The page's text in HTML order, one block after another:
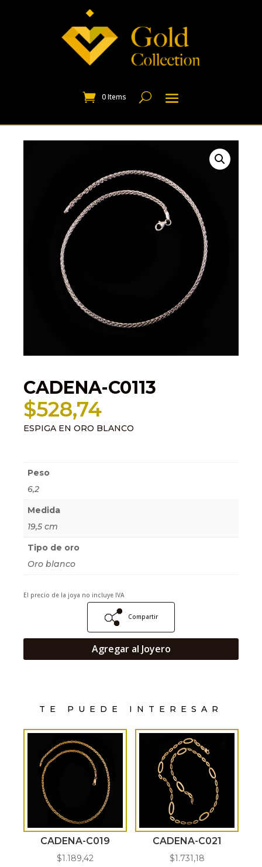
0 Items
CADENA-C0113
$528,74
ESPIGA EN ORO BLANCO
Peso
6,2
Medida
19,5 cm
Tipo de oro
Oro blanco
El precio de la joya no incluye IVA
Compartir
Agregar al Joyero
TE PUEDE INTERESAR
CADENA-C019
$1.189,42
CADENA-C021
$1.731,18